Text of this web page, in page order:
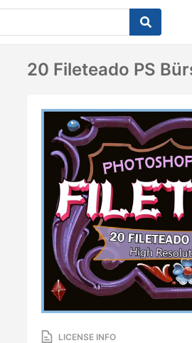
20 Fileteado PS
LICENSE INFO